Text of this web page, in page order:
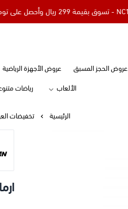
عروض الحجز المسبق عروض الأجهزة الرياضية
الألعاب
رياضات
الرئيسية تخفيضات